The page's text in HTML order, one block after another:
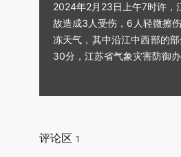
2024年2月23日上午7时许，
故造成3人受伤，6人轻微擦
冻天气，其中沿江中西部的
30分，江苏省气象灾害防御
评论区 1